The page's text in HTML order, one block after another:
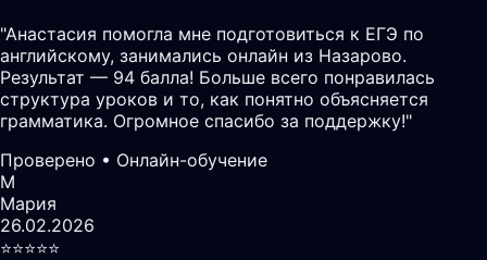
"Анастасия помогла мне подготовиться к ЕГЭ по
английскому, занимались онлайн из Назарово.
Результат — 94 балла! Больше всего понравилась
структура уроков и то, как понятно объясняется
грамматика. Огромное спасибо за поддержку!"
Проверено • Онлайн-обучение
М
Мария
26.02.2026
⭐️⭐️⭐️⭐️⭐️